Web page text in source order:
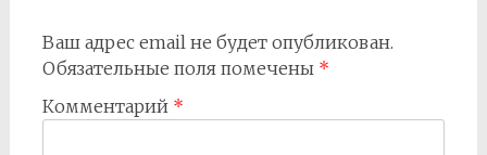
Ваш адрес email не будет опубликован.
Обязательные поля помечены *
Комментарий *